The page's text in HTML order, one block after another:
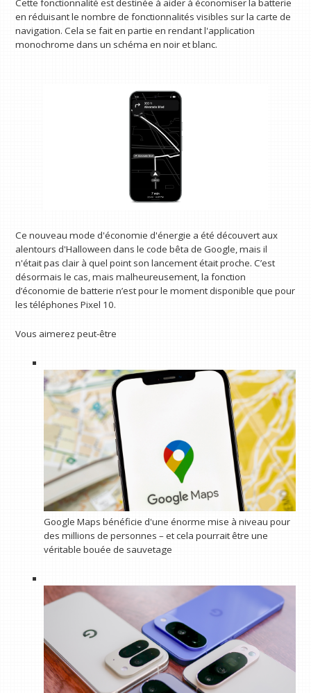
Cette fonctionnalité est destinée à aider à économiser la batterie
en réduisant le nombre de fonctionnalités visibles sur la carte de
navigation. Cela se fait en partie en rendant l'application
monochrome dans un schéma en noir et blanc.
Ce nouveau mode d'économie d'énergie a été découvert aux
alentours d'Halloween dans le code bêta de Google, mais il
n'était pas clair à quel point son lancement était proche. C’est
désormais le cas, mais malheureusement, la fonction
d’économie de batterie n’est pour le moment disponible que pour
les téléphones Pixel 10.
Vous aimerez peut-être
Google Maps bénéficie d'une énorme mise à niveau pour
des millions de personnes – et cela pourrait être une
véritable bouée de sauvetage